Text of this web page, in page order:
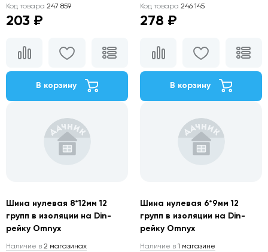
Код товара 247 859
203 ₽
В корзину
Код товара 246 145
278 ₽
В корзину
Шина нулевая 8*12мм 12
групп в изоляции на Din-
рейку Omnyx
Наличие в 2 магазинах
Шина нулевая 6*9мм 12
групп в изоляции на Din-
рейку Omnyx
Наличие в 1 магазине